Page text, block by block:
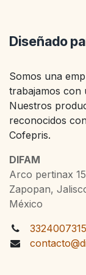
Diseñado
Somos una
trabajamos con
Nuestros
reconocidos
Cofepris.
DIFAM
Arco pertinax
Zapopan,
México
3324007315